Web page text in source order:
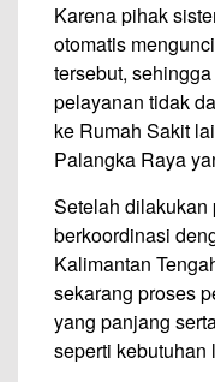
Karena pihak
otomatis
tersebut,
pelayanan tidak
ke Rumah Sakit
Palangka Raya
Setelah dilakukan
berkoordinasi
Kalimantan
sekarang proses
yang panjang
seperti kebutuhan